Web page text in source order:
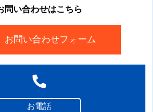
問い合わせはこちら
お問い合わせフォーム
お電話